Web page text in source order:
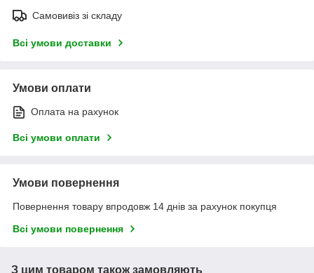
Самовивіз зі складу
Всі умови доставки
Умови оплати
Оплата на рахунок
Всі умови оплати
Умови повернення
Повернення товару впродовж 14 днів за рахунок покупця
Всі умови повернення
З цим товаром також замовляють